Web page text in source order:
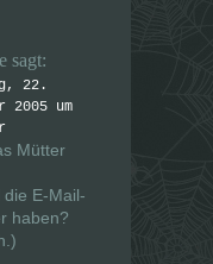
sagt:
22.
2005 um
Mütter
E-Mail-
haben?